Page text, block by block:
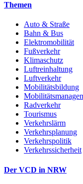
Themen
Auto & Straße
Bahn & Bus
Elektromobilität
Fußverkehr
Klimaschutz
Luftreinhaltung
Luftverkehr
Mobilitätsbildung
Radverkehr
Tourismus
Verkehrslärm
Verkehrsplanung
Verkehrspolitik
Verkehrssicherheit
Der VCD in NRW